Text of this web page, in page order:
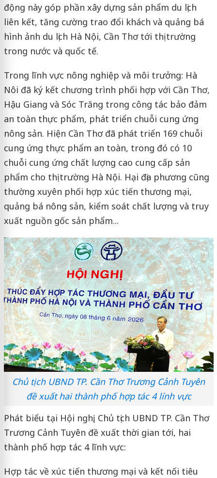
động này góp phần xây dựng sản phẩm du lịch
liên kết, tăng cường trao đổi khách và quảng bá
hình ảnh du lịch Hà Nội, Cần Thơ tới thị trường
trong nước và quốc tế.
Trong lĩnh vực nông nghiệp và môi trưởng: Hà
Nôi đã ký kết chương trình phối hợp với Cần Thơ,
Hậu Giang và Sóc Trăng trong công tác bảo đảm
an toàn thực phẩm, phát triển chuỗi cung ứng
nông sản. Hiện Cần Thơ đã phát triển 169 chuỗi
cung ứng thực phẩm an toàn, trong đó có 10
chuỗi cung ứng chất lượng cao cung cấp sản
phẩm cho thị trường Hà Nội. Hại địa phương cũng
thường xuyên phối hợp xúc tiến thương mại,
quảng bá nông sản, kiểm soát chất lượng và truy
xuất nguồn gốc sản phẩm...
Chủ tịch UBND TP. Cần Thơ Trương Cảnh Tuyên
đề xuất hai thành phố hợp tác 4 lính vực
Phát biểu tại Hội nghị, Chủ tịch UBND TP. Cần Thơ
Trương Cảnh Tuyên đề xuất thời gian tới, hai
thành phố hợp tác 4 lĩnh vực:
Hợp tác về xúc tiến thương mại và kết nối tiêu